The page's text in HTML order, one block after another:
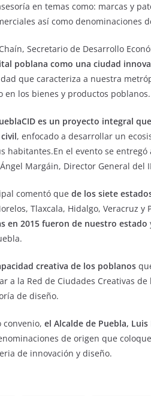
en temas como: marcas y
así como denominaciones
Secretario de Desarrollo
poblana como una ciudad
que caracteriza a nuestra
en los bienes y productos poblanos.
es un proyecto integral
, enfocado a desarrollar un
habitantes.En el evento se
Margáin, Director General del
comentó que de los siete
Tlaxcala, Hidalgo, Veracruz y
en 2015 fueron de nuestro estado
creativa de los poblanos
a la Red de Ciudades Creativas
de diseño.
convenio, el Alcalde de Puebla,
de origen que
de innovación y diseño.